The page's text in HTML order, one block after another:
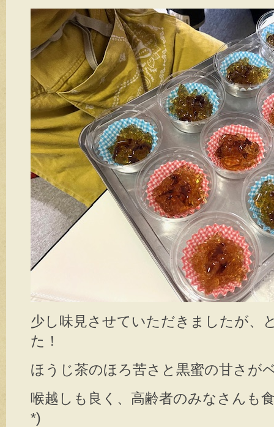
少し味見させていただきましたが、
た！
ほうじ茶のほろ苦さと黒蜜の甘さが
喉越しも良く、高齢者のみなさんも
*)